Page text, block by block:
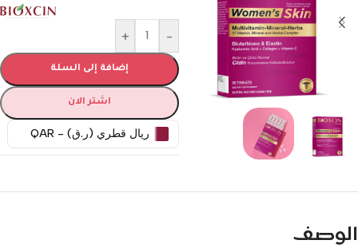
-
+
إضافة إلى السلة
اشتر الان
ريال قطري (ر.ق) - QAR
الوصف